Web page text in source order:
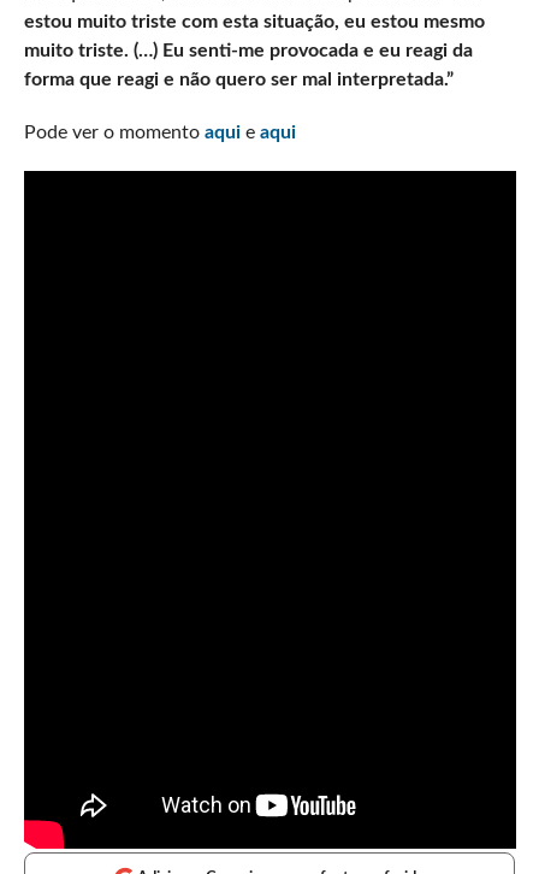
estou muito triste com esta situação, eu estou mesmo
muito triste. (…) Eu senti-me provocada e eu reagi da
forma que reagi e não quero ser mal interpretada.”
Pode ver o momento aqui e aqui